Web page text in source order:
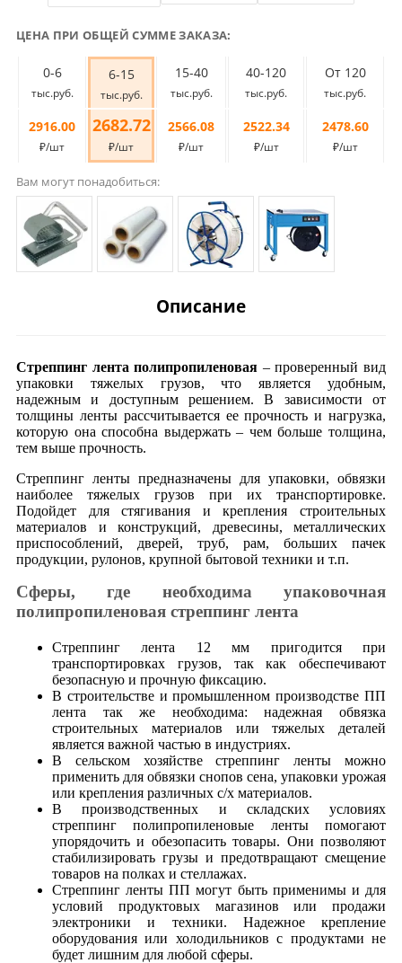
ЦЕНА ПРИ ОБЩЕЙ СУММЕ ЗАКАЗА:
0-6
тыс.руб.
6-15
тыс.руб.
15-40
тыс.руб.
40-120
тыс.руб.
От 120
тыс.руб.
2916.00
₽/шт
2682.72
₽/шт
2566.08
₽/шт
2522.34
₽/шт
2478.60
₽/шт
Вам могут понадобиться:
Описание
Стреппинг лента полипропиленовая – проверенный вид
упаковки тяжелых грузов, что является удобным,
надежным и доступным решением. В зависимости от
толщины ленты рассчитывается ее прочность и нагрузка,
которую она способна выдержать – чем больше толщина,
тем выше прочность.
Стреппинг ленты предназначены для упаковки, обвязки
наиболее тяжелых грузов при их транспортировке.
Подойдет для стягивания и крепления строительных
материалов и конструкций, древесины, металлических
приспособлений, дверей, труб, рам, больших пачек
продукции, рулонов, крупной бытовой техники и т.п.
Сферы, где необходима упаковочная
полипропиленовая стреппинг лента
Стреппинг лента 12 мм пригодится при
транспортировках грузов, так как обеспечивают
безопасную и прочную фиксацию.
В строительстве и промышленном производстве ПП
лента так же необходима: надежная обвязка
строительных материалов или тяжелых деталей
является важной частью в индустриях.
В сельском хозяйстве стреппинг ленты можно
применить для обвязки снопов сена, упаковки урожая
или крепления различных с/х материалов.
В производственных и складских условиях
стреппинг полипропиленовые ленты помогают
упорядочить и обезопасить товары. Они позволяют
стабилизировать грузы и предотвращают смещение
товаров на полках и стеллажах.
Стреппинг ленты ПП могут быть применимы и для
условий продуктовых магазинов или продажи
электроники и техники. Надежное крепление
оборудования или холодильников с продуктами не
будет лишним для любой сферы.